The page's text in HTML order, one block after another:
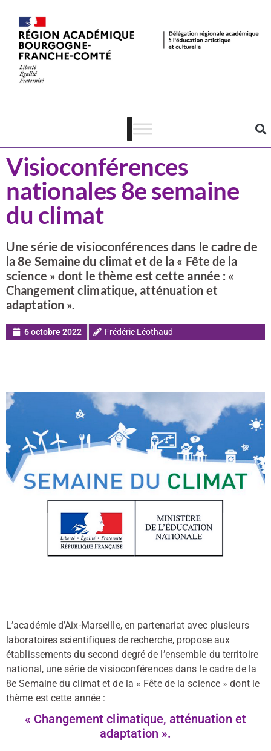
Visioconférences
nationales 8e semaine
du climat
Une série de visioconférences dans le cadre de
la 8e Semaine du climat et de la « Fête de la
science » dont le thème est cette année : «
Changement climatique, atténuation et
adaptation ».
6 octobre 2022 Frédéric Léothaud
L’académie d’Aix-Marseille, en partenariat avec plusieurs
laboratoires scientifiques de recherche, propose aux
établissements du second degré de l’ensemble du territoire
national, une série de visioconférences dans le cadre de la
8e Semaine du climat et de la « Fête de la science » dont le
thème est cette année :
« Changement climatique, atténuation et
adaptation ».